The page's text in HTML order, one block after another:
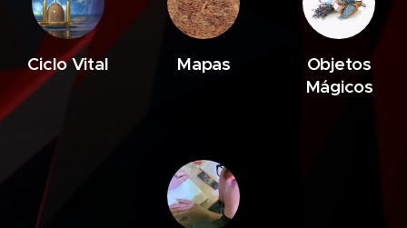
Ciclo Vital Mapas
Objetos
Mágicos